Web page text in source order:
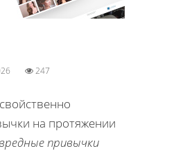
247
на протяжении
привычки